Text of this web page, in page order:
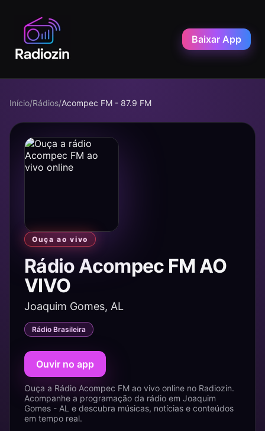
Baixar App
Início/Rádios/Acompec FM - 87.9 FM
Ouça ao vivo
Rádio Acompec FM AO
VIVO
Joaquim Gomes, AL
Rádio Brasileira
Ouvir no app
Ouça a Rádio Acompec FM ao vivo online no Radiozin.
Acompanhe a programação da rádio em Joaquim
Gomes - AL e descubra músicas, notícias e conteúdos
em tempo real.